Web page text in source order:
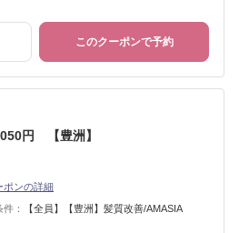
このクーポンで予約
円 【豊洲】
ポンの詳細
：
【全員】【豊洲】髪質改善/AMASIA